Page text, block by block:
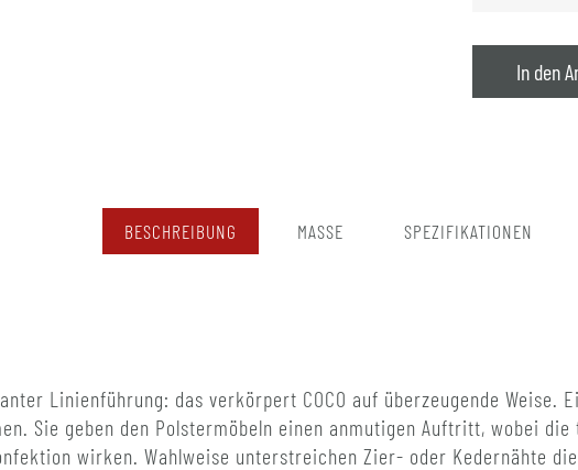
In den
BESCHREIBUNG MASSE SPEZIFIKATIONEN
Linienführung: das verkörpert COCO auf überzeugende Weise.
Sie geben den Polstermöbeln einen anmutigen Auftritt, wobei
wirken. Wahlweise unterstreichen Zier- oder Kedernähte